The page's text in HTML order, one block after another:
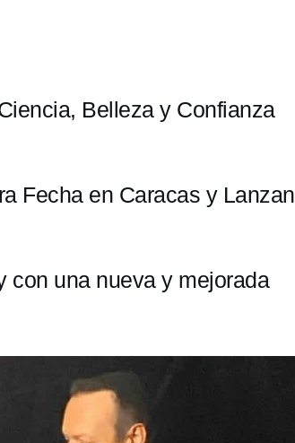
Belleza y Confianza
Fecha en Caracas y Lanzan
con una nueva y mejorada